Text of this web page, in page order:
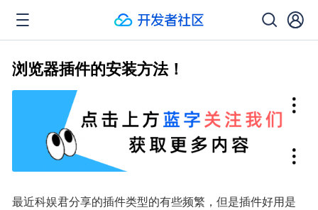
浏览器插件的安装方法！
最近科娱君分享的插件类型的有些频繁，但是插件好用是